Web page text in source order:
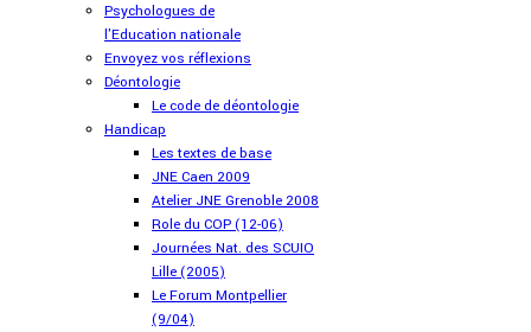
Psychologues de
l'Education nationale
Envoyez vos réflexions
Déontologie
Le code de déontologie
Handicap
Les textes de base
JNE Caen 2009
Atelier JNE Grenoble 2008
Role du COP (12-06)
Journées Nat. des SCUIO
Lille (2005)
Le Forum Montpellier
(9/04)